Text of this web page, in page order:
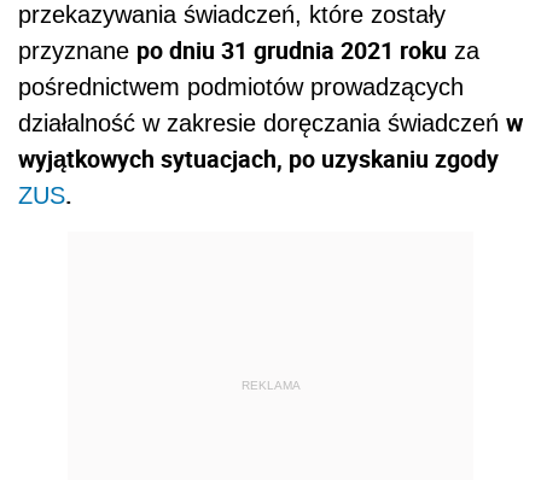
przekazywania świadczeń, które zostały
przyznane po dniu 31 grudnia 2021 roku za
pośrednictwem podmiotów prowadzących
działalność w zakresie doręczania świadczeń w
wyjątkowych sytuacjach, po uzyskaniu zgody
ZUS.
REKLAMA